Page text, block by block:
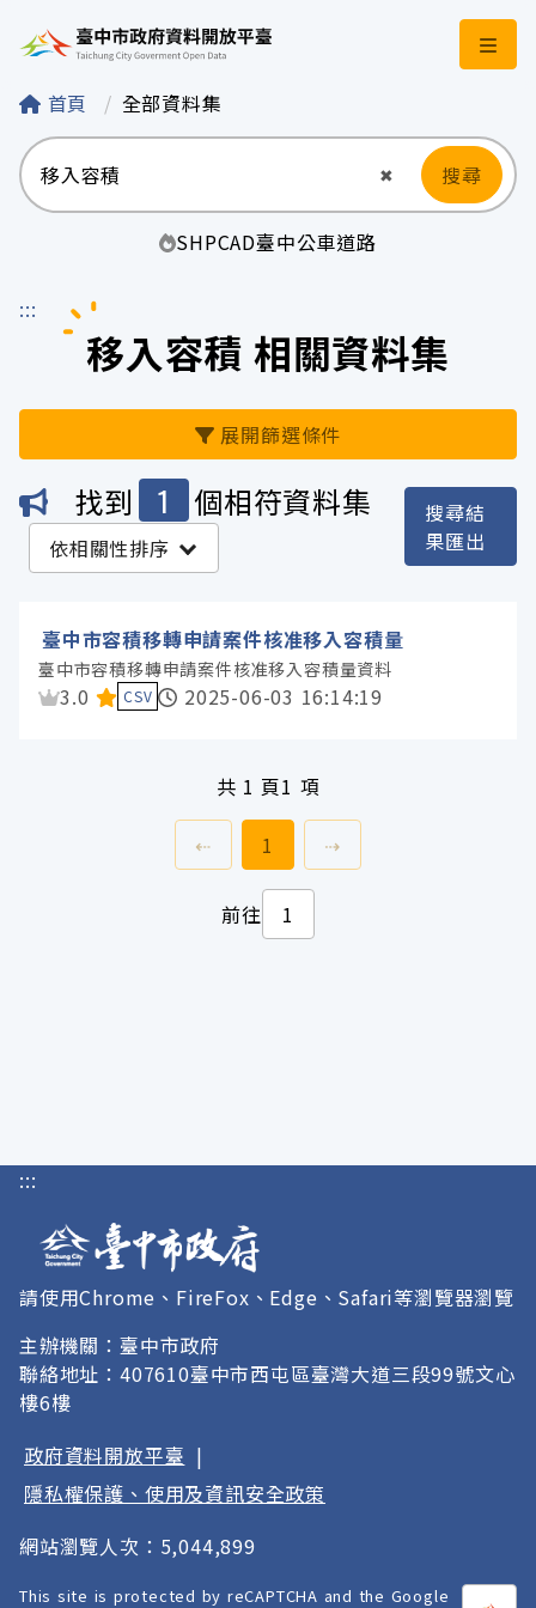
臺中市政府資料開
首頁 全部資料集
✖ 清空輸入
搜尋
SHPCAD臺中公車道路
:::
移入容積 相關資料集
展開篩選條件
機關
服務分類
找到 1 個相符資料集
依相關性排序
搜尋結
果匯出
臺中市容積移轉申請案件核准移入容積量
臺中市容積移轉申請案件核准移入容積量資料
資料集評分：
3.0 CSV 2025-06-03 16:14:19
共 1 頁1 項
⇠ 上一頁前往
1 ⇢下一頁
前往
打開
:::
請使用Chrome、FireFox、Edge、Safari等瀏覽器瀏覽
主辦機關：臺中市政府
聯絡地址：407610臺中市西屯區臺灣大道三段99號文心
樓6樓
政府資料開放平臺 |
隱私權保護、使用及資訊安全政策
網站瀏覽人次：5,044,899
This site is protected by reCAPTCHA and the Google